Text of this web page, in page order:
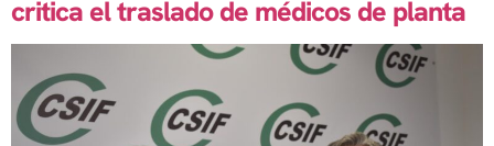
critica el traslado de médicos de planta